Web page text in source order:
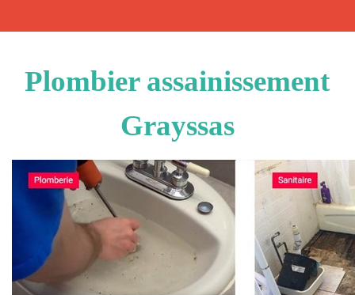
Plombier assainissement
Grayssas